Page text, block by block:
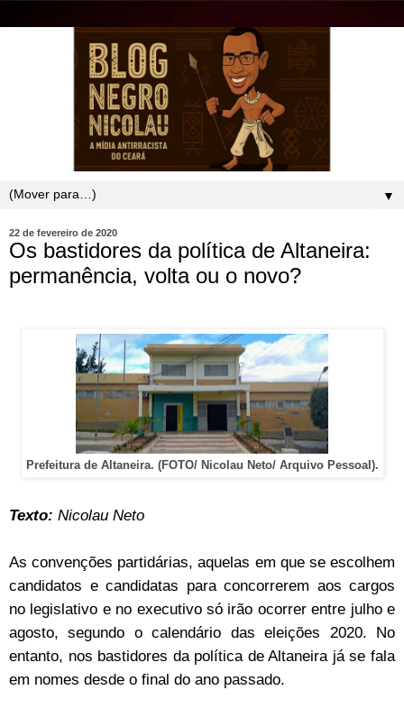
▼
22 de fevereiro de 2020
Os bastidores da política de Altaneira:
permanência, volta ou o novo?
Prefeitura de Altaneira. (FOTO/ Nicolau Neto/ Arquivo Pessoal).
Texto: Nicolau Neto
As convenções partidárias, aquelas em que se escolhem
candidatos e candidatas para concorrerem aos cargos
no legislativo e no executivo só irão ocorrer entre julho e
agosto, segundo o calendário das eleições 2020. No
entanto, nos bastidores da política de Altaneira já se fala
em nomes desde o final do ano passado.